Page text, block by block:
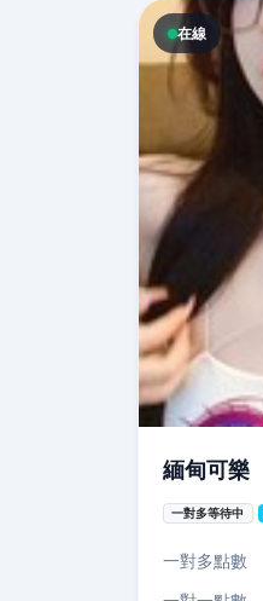
在線
緬甸可樂
一對多等待中
一對多點數